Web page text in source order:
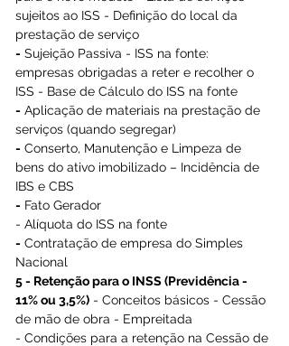
sujeitos ao ISS - Definição do local da
prestação de serviço
- Sujeição Passiva - ISS na fonte:
empresas obrigadas a reter e recolher o
ISS - Base de Cálculo do ISS na fonte
- Aplicação de materiais na prestação de
serviços (quando segregar)
- Conserto, Manutenção e Limpeza de
bens do ativo imobilizado – Incidência de
IBS e CBS
- Fato Gerador
- Alíquota do ISS na fonte
- Contratação de empresa do Simples
Nacional
5 - Retenção para o INSS (Previdência -
11% ou 3,5%) - Conceitos básicos - Cessão
de mão de obra - Empreitada
- Condições para a retenção na Cessão de